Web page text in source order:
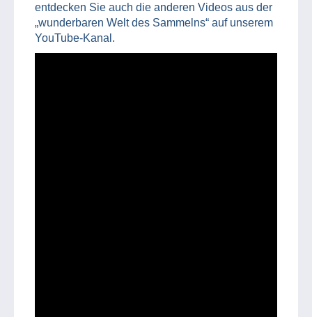
entdecken Sie auch die anderen Videos aus der
„wunderbaren Welt des Sammelns“ auf unserem
YouTube-Kanal.